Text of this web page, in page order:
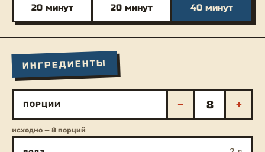
20 минут 20 минут 40 минут
ИНГРЕДИЕНТЫ
ПОРЦИИ − +
исходно — 8 порций